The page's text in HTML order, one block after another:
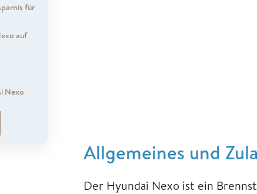
für
auf
Nexo
Allgemeines und
Der Hyundai Nexo ist ein